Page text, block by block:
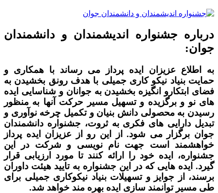
درباره جشنواره اندیشمندان و دانشمندان
جوان:
به اطلاع عزیزان ایده پرداز می رساند با همکاری و
حمایت بنیاد نیکو کاری جمیلی با هدف رونق بخشیدن به
فضای ابتکارو انگیزه بخشیدن به جوانان و شناسایی ایده
های نو و برگزیده و تسهیل مسیر حرکت آنها به منظور
رسیدن به محصولی دانش بنیان و تکمیل چرخه نوآوری و
تبدیل دارایی های فکری به ثروت، جشنواره دانشمندان
جوان برگزار می شود. از این رو از عزیزان ایده پرداز
خواهشمند است جهت نام نویسی و شرکت در این
جشنواره، ایده خود را ارائه کنند تا مورد ارزیابی قرار
گیرد. ایده هایی که در این جشنواره به تایید هیئت داوران
برسند، از جوایز و تسهیلات بنیاد نیکوکاری جمیلی برای
طی مسیر توانمند سازی ایده بهره مند خواهد شد.